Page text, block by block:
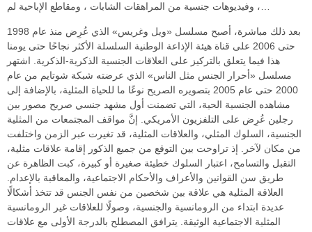
، وفيديوهات جنسية من المراهقات الشابات ، ومقاطع الإباحية لم…
بعد ذلك مباشرة، أصبح مسلسل «ويل وغريس» الذي عُرِض منذ عام 1998
حتى 2006 على قناة هيئة الإذاعة الوطنية السلسلة الأكثر نجاحًا حتى يومنا
هذا فيما يتعلق بالتركيز على العلاقات الجنسية الذكرية-الذكرية. اشتهر
مسلسل «أحرار الجنس مثل الناس» الذي عرضته شبكة شوتايم من عام
2000 حتى عام 2005 بتصويره الصريح نوعًا ما للحياة المثلية، بالإضافة إلى
مشاهده الجنسية الحية، التي تضمنت أول مشهد جنسي صريح مصور بين
رجلين عُرِض على التلفزيون الأمريكي. إنَّ مواقف المجتمعات من المثلية
الجنسية، السلوك المثلي، والعلاقات المثلية، قد تغيرت عبر الزمن واختلفت
من مكان لآخر. إذ تراوحت بين التوقع من جميع الذكور إقامة علاقات مثلية،
التقبل والتسامح، اعتبار السلوك خطيئة صغيرة أو كبيرة، كبت الظاهرة عن
طريق سن القوانين والأعراف والأحكام الاجتماعية، والمعاقبة بالإعدام.
العلاقة المثلية هي علاقة بين شخصين من نفس الجنس قد تتخذ أشكالًا
عديدة ابتداء من الرومانسية والجنسية، وصولًا للعلاقات غير الرومانسية
المثلية الاجتماعية الوثيقة. يترافق المصطلح بالدرجة الأولى مع علاقات